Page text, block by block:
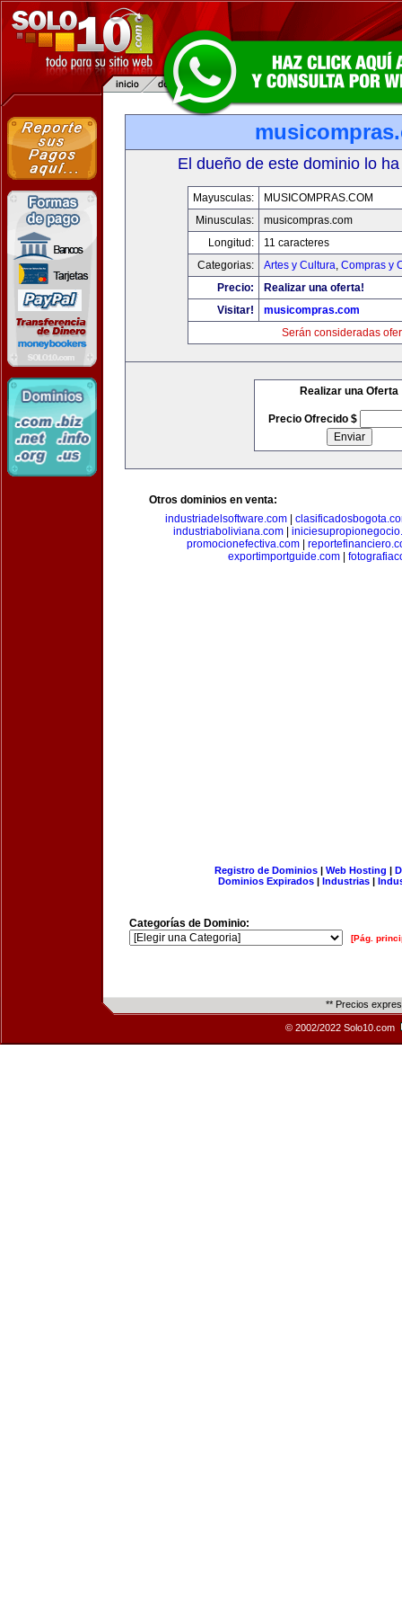
El dueño de este dominio lo
Mayusculas:
MUSICOMPRAS.COM
Minusculas:
musicompras.com
Longitud:
11 caracteres
Categorias:
Artes y Cultura, Compras y
Precio:
Realizar una oferta!
Visitar!
musicompras.com
Serán consideradas
Realizar una Oferta
Precio Ofrecido $
Otros dominios en venta:
industriadelsoftware.com|
industriaboliviana.com|
promocionefectiva.com
exportimportguide.com
Registro de Dominios| Web Hosting |
Dominios Expirados | Industrias |
Categorías de Dominio:
[Pág.
** Precios
© 2002/2022 Solo10.com